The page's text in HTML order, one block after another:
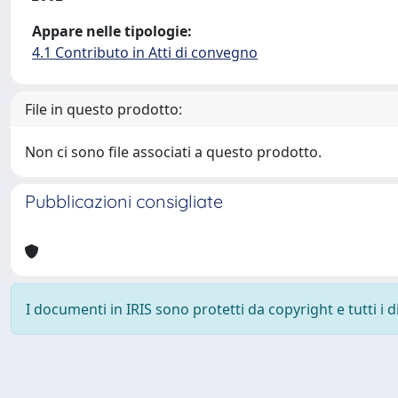
Appare nelle tipologie:
4.1 Contributo in Atti di convegno
File in questo prodotto:
Non ci sono file associati a questo prodotto.
Pubblicazioni consigliate
I documenti in IRIS sono protetti da copyright e tutti i